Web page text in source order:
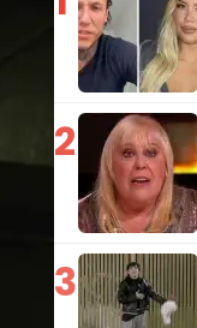
2
3